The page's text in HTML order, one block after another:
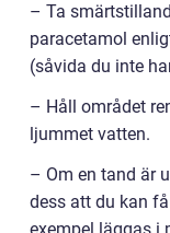
– Ta
paracetamol
(såvida du inte
– Håll området
ljummet vatten.
– Om en tand är
dess att du kan